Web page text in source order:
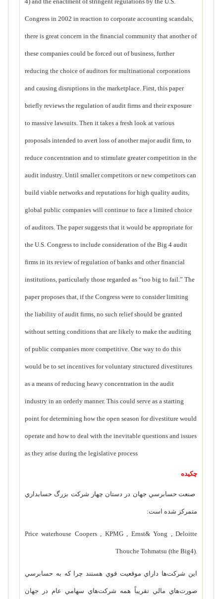
Congress in 2002 in reaction to corporate accounting scandals,
there is great concern in the financial community that another of
these companies could be forced out of business, further
reducing the choice of auditors for multinational corporations
and causing disruptions in the marketplace. First, this paper
briefly reviews the regulation of audit firms and their exposure
to massive lawsuits. Then it takes a fresh look at various
proposals intended to avert loss of another major audit firm, to
reduce concentration and to stimulate greater competition in the
audit industry. Until smaller competitors or new competitors can
build viable networks and reputations for high quality audits,
global public companies will continue to face a limited choice
of auditors. The paper suggests that it would be appropriate for
the U.S. Congress to include consideration of the Big 4 audit
firms in its review of regulation of banks and other financial
institutions, particularly those regarded as “too big to fail.” The
paper proposes that, if the Congress were to consider limiting
the liability of audit firms, no such relief should be granted
without setting conditions that are likely to make the auditing
of public companies more competitive. One way to do this
would be to set incentives for voluntary structured divestitures
as a means of reducing heavy concentration in the audit
industry in an orderly manner. This could serve as a starting
point for determining how the open season for divestiture would
operate and how to deal with the inevitable questions and issues
as they arise during the legislative process
چکیده
صنعت حسابرسي جهان در دستان چهار شركت بزرگ حسابداري
متمركز شده است:
Price waterhouse Coopers , KPMG , Ernst& Yong , Deloitte
Thouche Tohmatsu (the Big4).
اين شركت‌ها داراي موقعيت قوي هستند چرا كه به حسابرسي
صورت‌هاي مالي تقريباً همه شركت‌هاي سهامي عام در جهان